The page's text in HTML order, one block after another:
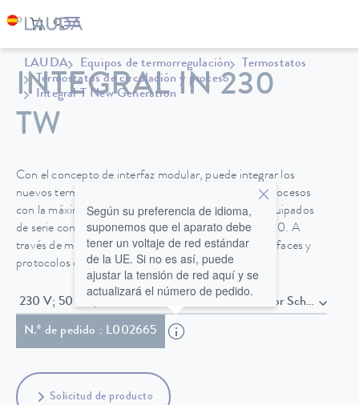
LAUDA Equipos de termorregulación
Termostatos
Termostatos de circulación y proceso
Integral T New Generation
INTEGRAL IN 230
TW
Con el concepto de interfaz modular, puede integrar los
nuevos termostatos para procesos Integral en sus procesos
con la máxima flexibilidad. Los dispositivos están equipados
de serie con interfaces como Ethernet, USB o Pt 100. A
través de módulos se pueden añadir fácilmente interfaces y
protocolos de comunicación adicionales.
230 V; 50 Hz , Cable de alimentación con conector Schuko
N.º de pedido : L002665
Según su preferencia de idioma,
suponemos que el aparato debe
tener un voltaje de red estándar
de la UE. Si no es así, puede
ajustar la tensión de red aquí y se
actualizará el número de pedido.
Solicitud de producto